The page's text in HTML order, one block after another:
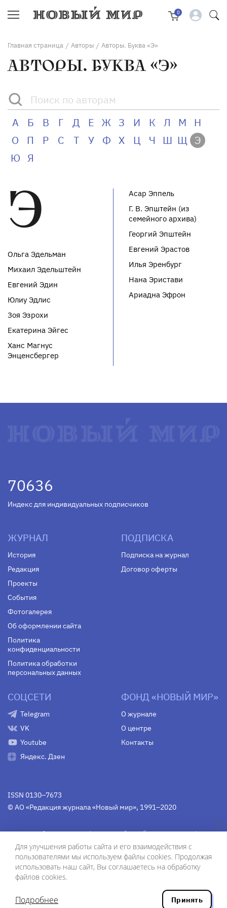
0
Главная страница / Авторы / Авторы. Буква «Э»
АВТОРЫ. БУКВА «Э»
А Б В Г Д Е Ж З И К Л М
Н
О
П Р С Т У Ф Х Ц Ч Ш Щ Э
Ю Я
Э
Ольга Эдельман
Михаил Эдельштейн
Евгений Эдин
Юлиу Эдлис
Зоя Эзрохи
Екатерина Эйгес
Ханс Магнус
Энценсбергер
Асар Эппель
Г. В. Эпштейн (из
семейного архива)
Георгий Эпштейн
Евгений Эрастов
Илья Эренбург
Нана Эристави
Ариадна Эфрон
70636
Индекс для индивидуальных подписчиков
ЖУРНАЛ
История
Редакция
Проекты
События
Фотогалерея
Об оформлении сайта
Политика
конфиденциальности
Политика обработки
персональных данных
ПОДПИСКА
Подписка на журнал
Договор оферты
СОЦСЕТИ
Telegram
VK
Youtube
Яндекс. Дзен
ФОНД «НОВЫЙ МИР»
О журнале
О центре
Контакты
ISSN 0130–7673
© АО «Редакция журнала «Новый мир», 1991–2020
Свидетельство Федеральной службы по надзору в сфере
коммуникаций средства массовой информации
(Роскомнадзор)ПИ № Фс 77-75754 от 13 июня 2019 г.
Разработка сайта — ООО «Инфодизайн»
Для улучшения работы сайта и его взаимодействия с
пользователями мы используем файлы cookies. Продолжая
использовать наш сайт, Вы соглашаетесь на обработку
файлов cookies.
Подробнее Принять